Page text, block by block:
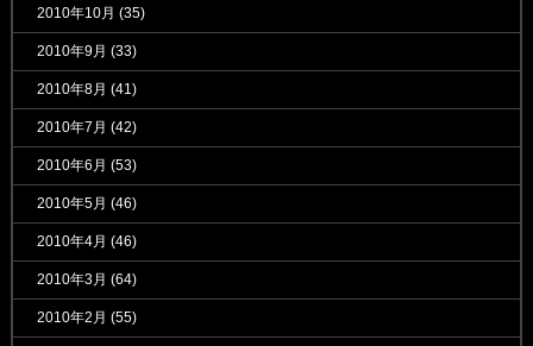
2010年10月 (35)
2010年9月 (33)
2010年8月 (41)
2010年7月 (42)
2010年6月 (53)
2010年5月 (46)
2010年4月 (46)
2010年3月 (64)
2010年2月 (55)